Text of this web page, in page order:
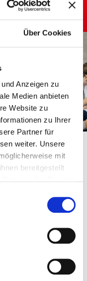
Über Cookies
Anzeigen zu
Medien anbieten
Website zu
zu Ihrer
Partner für
weiter. Unsere
mit
bereitgestellt